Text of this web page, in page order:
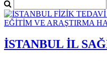
İSTANBUL İL